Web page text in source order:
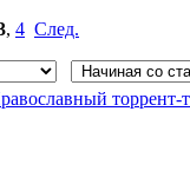
, 4 След.
торрент-